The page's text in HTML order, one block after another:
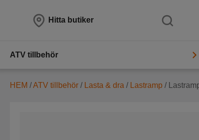
Hitta butiker
ATV tillbehör
HEM /ATV tillbehör / Lasta & dra / Lastramp /